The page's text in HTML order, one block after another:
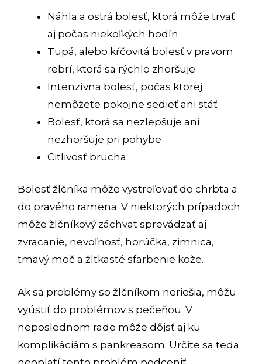
Náhla a ostrá bolesť, ktorá môže trvať
aj počas niekoľkých hodín
Tupá, alebo kŕčovitá bolesť v pravom
rebrí, ktorá sa rýchlo zhoršuje
Intenzívna bolesť, počas ktorej
nemôžete pokojne sedieť ani stáť
Bolesť, ktorá sa nezlepšuje ani
nezhoršuje pri pohybe
Citlivosť brucha
Bolesť žlčníka môže vystreľovať do chrbta a
do pravého ramena. V niektorých prípadoch
môže žlčníkový záchvat sprevádzať aj
zvracanie, nevoľnosť, horúčka, zimnica,
tmavý moč a žltkasté sfarbenie kože.
Ak sa problémy so žlčníkom neriešia, môžu
vyústiť do problémov s pečeňou. V
neposlednom rade môže dôjsť aj ku
komplikáciám s pankreasom. Určite sa teda